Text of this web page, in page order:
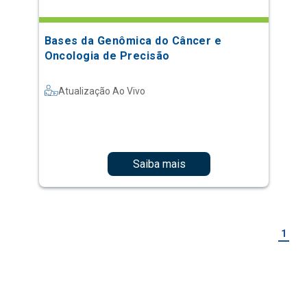
Bases da Genômica do Câncer e
Oncologia de Precisão
Atualização Ao Vivo
Saiba mais
1